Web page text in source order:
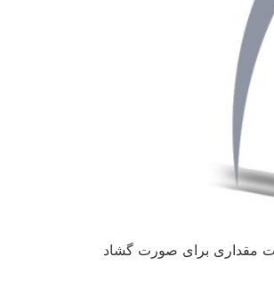
مقداری برای صورت گشاد